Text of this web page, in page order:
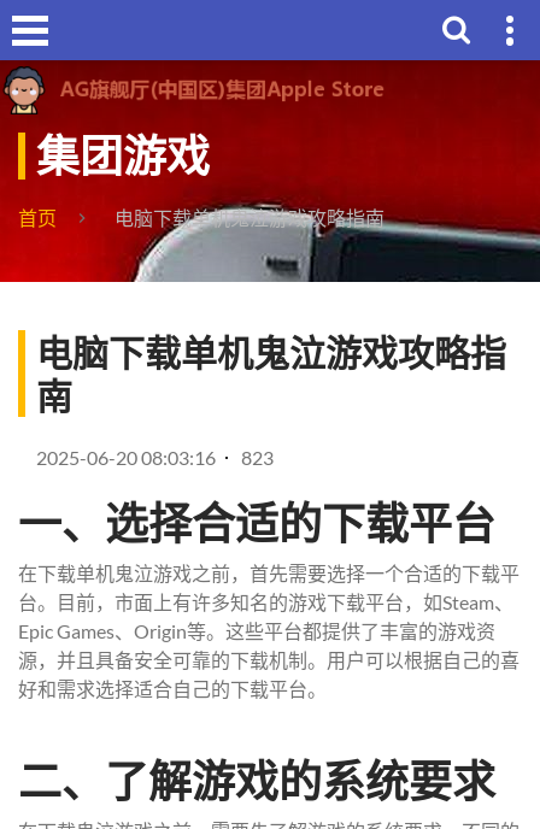
集团游戏
首页 电脑下载单机鬼泣游戏攻略指南
电脑下载单机鬼泣游戏攻略指
南
2025-06-20 08:03:16 823
一、选择合适的下载平台
在下载单机鬼泣游戏之前，首先需要选择一个合适的下载平
台。目前，市面上有许多知名的游戏下载平台，如Steam、
Epic Games、Origin等。这些平台都提供了丰富的游戏资
源，并且具备安全可靠的下载机制。用户可以根据自己的喜
好和需求选择适合自己的下载平台。
二、了解游戏的系统要求